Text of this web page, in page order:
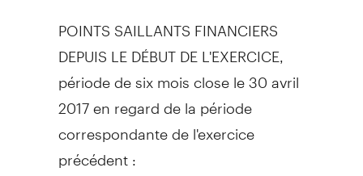
POINTS SAILLANTS FINANCIERS
DEPUIS LE DÉBUT DE L'EXERCICE,
période de six mois close le 30 avril
2017 en regard de la période
correspondante de l'exercice
précédent :